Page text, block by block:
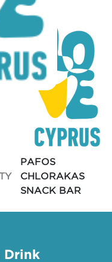
PAFOS
CHLORAKAS
SNACK BAR
Drink